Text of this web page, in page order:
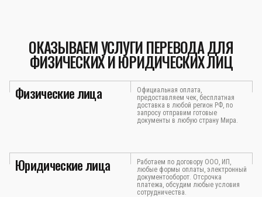
ОКАЗЫВАЕМ УСЛУГИ ПЕРЕВОДА ДЛЯ
ФИЗИЧЕСКИХ И ЮРИДИЧЕСКИХ ЛИЦ
Физические лица
Официальная оплата,
предоставляем чек, бесплатная
доставка в любой регион РФ, по
запросу отправим готовые
документы в любую страну Мира.
Юридические лица
Работаем по договору ООО, ИП,
любые формы оплаты, электронный
документооборот. Отсрочка
платежа, обсудим любые условия
сотрудничества.